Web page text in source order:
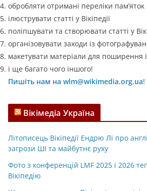
обробляти отримані переліки пам’яток
ілюструвати статті у Вікіпедії
поліпшувати та створювати статті у
організовувати заходи із
макетувати матеріали для поширення
і ще багато чого іншого!
Пишіть нам на wlm@wikimedia.org.ua!
Вікімедіа Україна
Літописець Вікіпедії Ендрю Лі про
загрози ШІ та майбутнє руху
Фото з конференцій LMF 2025 і 2026
Вікіпедію